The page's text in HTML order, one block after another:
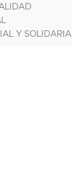
Y SOLIDARIA